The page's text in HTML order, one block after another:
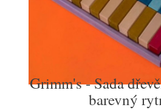
Grimm's - Sada
barevný